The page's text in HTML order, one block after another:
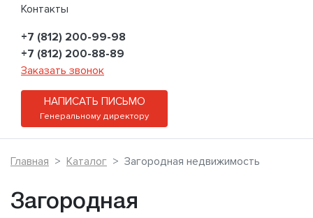
Контакты
+7 (812) 200-99-98
+7 (812) 200-88-89
Заказать звонок
НАПИСАТЬ ПИСЬМО
Генеральному директору
Главная Каталог Загородная недвижимость
Загородная